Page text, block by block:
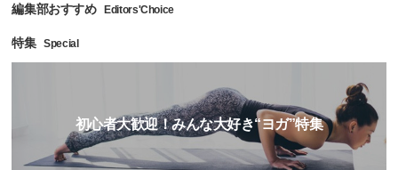
編集部おすすめ Editors'Choice
特集 Special
初心者大歓迎！みんな大好き“ヨガ”特集